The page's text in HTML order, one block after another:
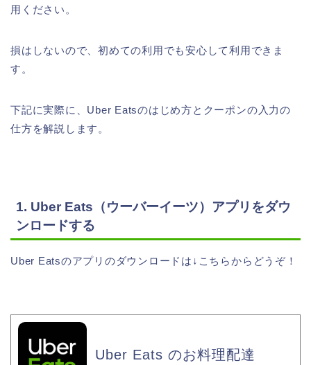
用ください。
損はしないので、初めての利用でも安心して利用できま
す。
下記に実際に、Uber Eatsのはじめ方とクーポンの入力の
仕方を解説します。
1. Uber Eats（ウーバーイーツ）アプリをダウ
ンロードする
Uber Eatsのアプリのダウンロードは↓こちらからどうぞ！
Uber Eats のお料理配達